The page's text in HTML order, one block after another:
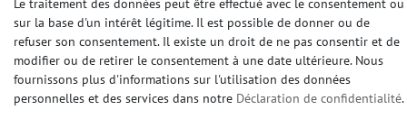
Fibre à peindre sur intissé
Maku Vlies
Fibre à peindre sans structur
Le traitement des données peut être effectué avec le consentement ou
sur la base d'un intérêt légitime. Il est possible de donner ou de
refuser son consentement. Il existe un droit de ne pas consentir et de
modifier ou de retirer le consentement à une date ultérieure. Nous
fournissons plus d'informations sur l'utilisation des données
personnelles et des services dans notre Déclaration de confidentialité.